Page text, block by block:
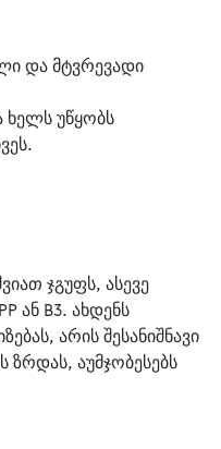
და მტვრევადი
ხელს უწყობს
ჯგუფს, ასევე
ან B3. ახდენს
არის შესანიშნავი
ზრდას, აუმჯობესებს